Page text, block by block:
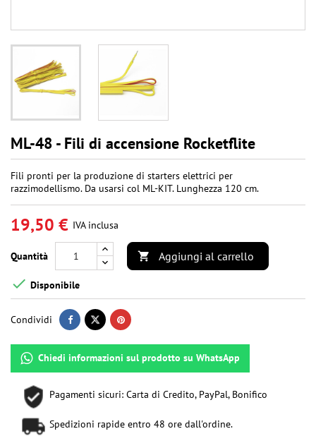
ML-48 - Fili di accensione Rocketflite
Fili pronti per la produzione di starters elettrici per
razzimodellismo. Da usarsi col ML-KIT. Lunghezza 120 cm.
19,50 € IVA inclusa
Quantità  Aggiungi al carrello
 Disponibile
Condividi
Chiedi informazioni sul prodotto su WhatsApp
Pagamenti sicuri: Carta di Credito, PayPal, Bonifico
Spedizioni rapide entro 48 ore dall'ordine.